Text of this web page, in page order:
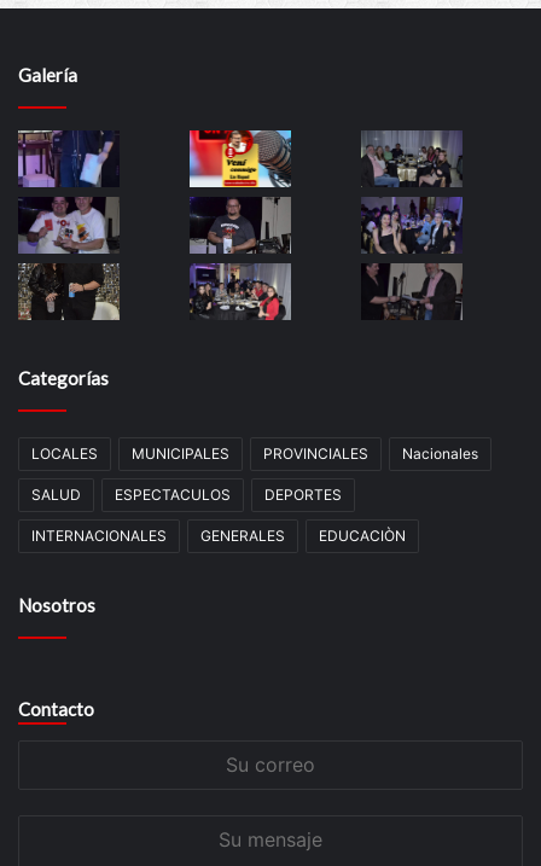
Galería
Categorías
LOCALES MUNICIPALES PROVINCIALES Nacionales
SALUD ESPECTACULOS DEPORTES
INTERNACIONALES GENERALES EDUCACIÒN
Nosotros
Contacto